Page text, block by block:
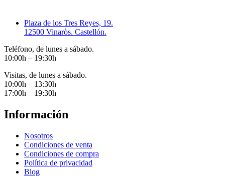
Plaza de los Tres Reyes, 19.
12500 Vinaròs. Castellón.
Teléfono, de lunes a sábado.
10:00h – 19:30h
Visitas, de lunes a sábado.
10:00h – 13:30h
17:00h – 19:30h
Información
Nosotros
Condiciones de venta
Condiciones de compra
Política de privacidad
Blog